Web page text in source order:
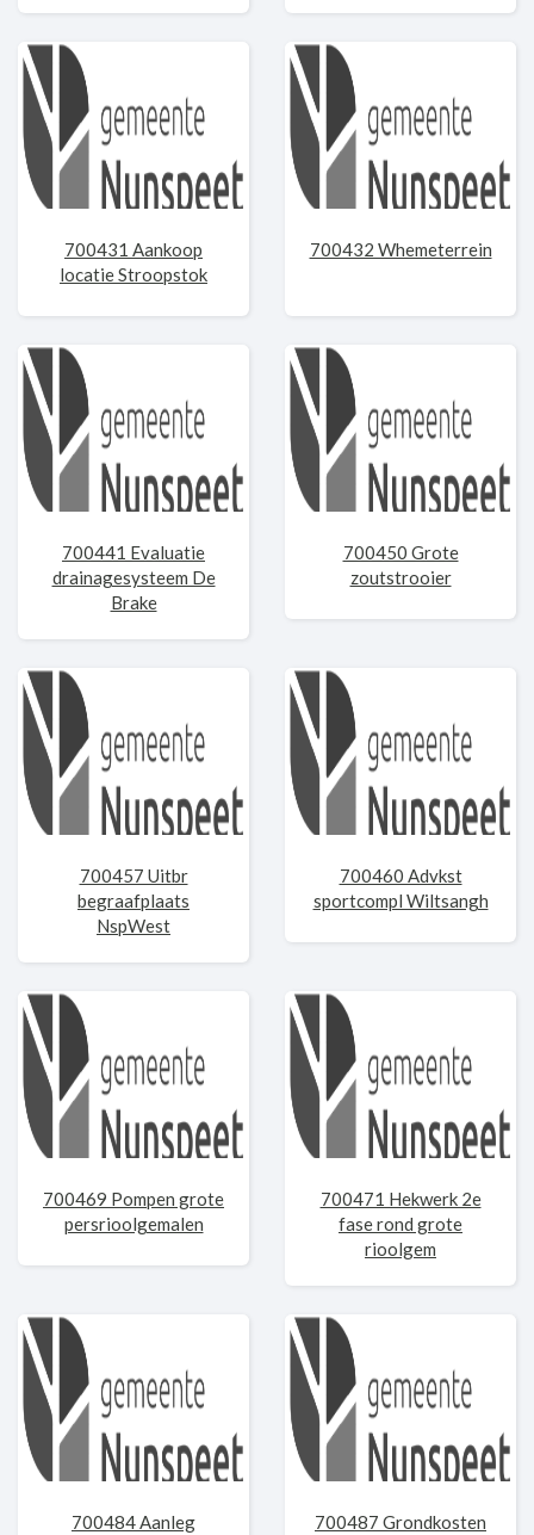
700431 Aankoop
locatie Stroopstok
700432 Whemeterrein
700441 Evaluatie
drainagesysteem De
Brake
700450 Grote
zoutstrooier
700457 Uitbr
begraafplaats
NspWest
700460 Advkst
sportcompl Wiltsangh
700469 Pompen grote
persrioolgemalen
700471 Hekwerk 2e
fase rond grote
rioolgem
700484 Aanleg
700487 Grondkosten